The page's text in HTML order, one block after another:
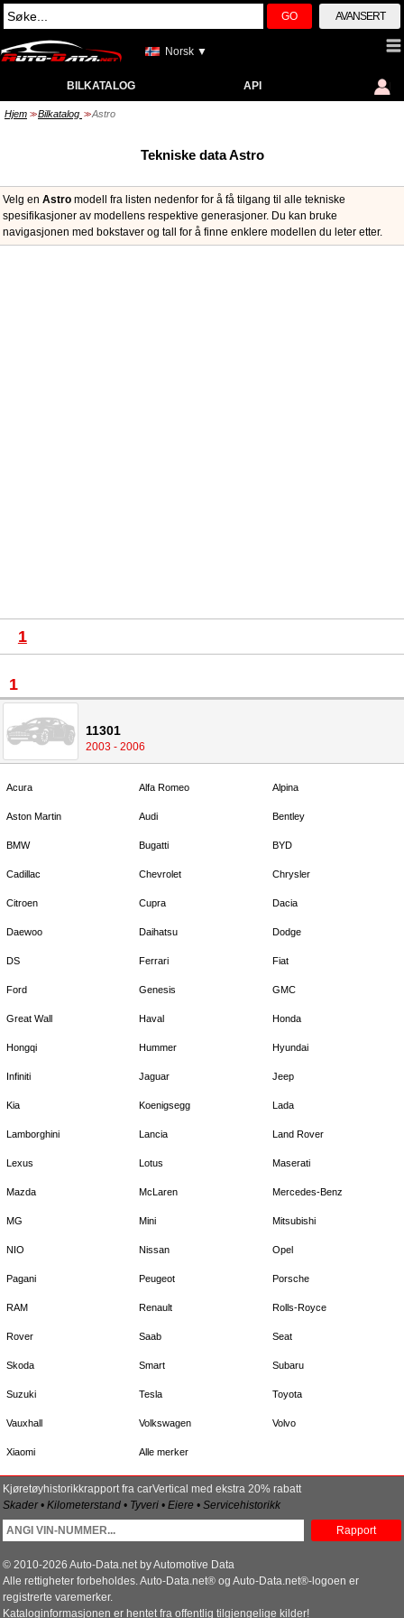
GO AVANSERT
Norsk ▼
BILKATALOG API
Hjem >> Bilkatalog >> Astro
Tekniske data Astro
Velg en Astro modell fra listen nedenfor for å få tilgang til alle tekniske
spesifikasjoner av modellens respektive generasjoner. Du kan bruke
navigasjonen med bokstaver og tall for å finne enklere modellen du leter etter.
1
1
11301
2003 - 2006
Acura Alfa Romeo Alpina
Aston Martin Audi Bentley
BMW Bugatti BYD
Cadillac Chevrolet Chrysler
Citroen Cupra Dacia
Daewoo Daihatsu Dodge
DS Ferrari Fiat
Ford Genesis GMC
Great Wall Haval Honda
Hongqi Hummer Hyundai
Infiniti Jaguar Jeep
Kia Koenigsegg Lada
Lamborghini Lancia Land Rover
Lexus Lotus Maserati
Mazda McLaren Mercedes-Benz
MG Mini Mitsubishi
NIO Nissan Opel
Pagani Peugeot Porsche
RAM Renault Rolls-Royce
Rover Saab Seat
Skoda Smart Subaru
Suzuki Tesla Toyota
Vauxhall Volkswagen Volvo
Xiaomi Alle merker
Kjøretøyhistorikkrapport fra carVertical med ekstra 20% rabatt
Skader • Kilometerstand • Tyveri • Eiere • Servicehistorikk
Rapport
© 2010-2026 Auto-Data.net by Automotive Data
Alle rettigheter forbeholdes. Auto-Data.net® og Auto-Data.net®-logoen er
registrerte varemerker.
Kataloginformasjonen er hentet fra offentlig tilgjengelige kilder!